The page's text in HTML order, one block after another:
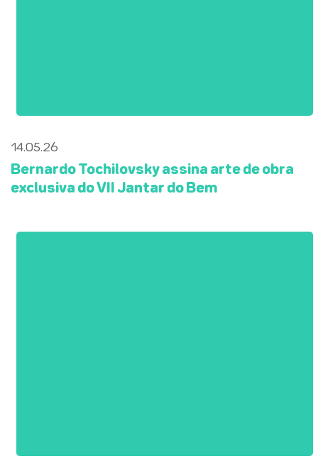
14.05.26
Bernardo Tochilovsky assina arte de obra
exclusiva do VII Jantar do Bem